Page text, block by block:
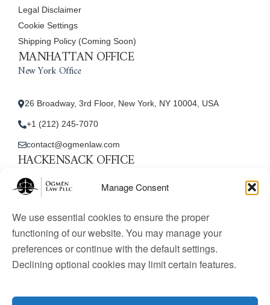
Manage Consent
We use essential cookies to ensure the proper
functioning of our website. You may manage your
preferences or continue with the default settings.
Declining optional cookies may limit certain features.
Legal Disclaimer
Cookie Settings
Shipping Policy (Coming Soon)
MANHATTAN OFFICE
New York Office
26 Broadway, 3rd Floor, New York, NY 10004, USA
+1 (212) 245-7070
contact@ogmenlaw.com
HACKENSACK OFFICE
New Jersey Office
contact@ogmenlaw.com